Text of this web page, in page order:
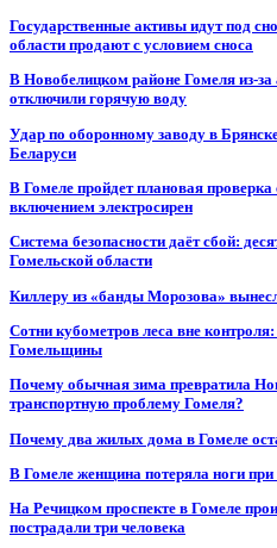
Государственные активы идут под
области продают с условием сноса
В Новобелицком районе Гомеля из-
отключили горячую воду
Удар по оборонному заводу в
Беларуси
В Гомеле пройдет плановая
включением электросирен
Система безопасности даёт сбой:
Гомельской области
Киллеру из «банды Морозова»
Сотни кубометров леса вне контроля:
Гомельщины
Почему обычная зима превратила
транспортную проблему Гомеля?
Почему два жилых дома в Гомеле
В Гомеле женщина потеряла ноги
На Речицком проспекте в Гомеле
пострадали три человека